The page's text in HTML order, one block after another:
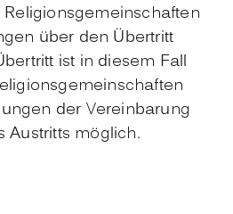
über den Übertritt
ist in diesem Fall
der Vereinbarung
Austritts möglich.